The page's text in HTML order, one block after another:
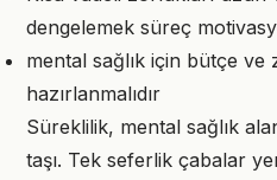
dengelemek süreç
mental sağlık için bütçe ve
hazırlanmalıdır
Süreklilik, mental sağlık
taşı. Tek seferlik çabalar